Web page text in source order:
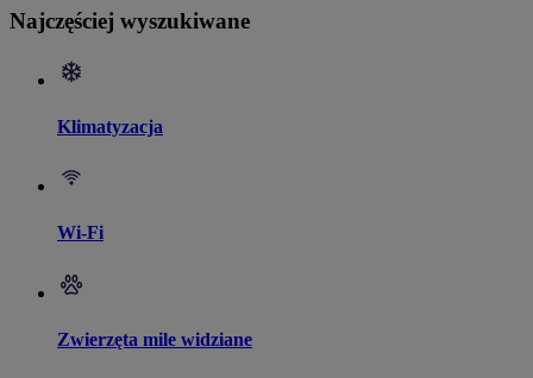
Najczęściej wyszukiwane
Klimatyzacja
Wi-Fi
Zwierzęta mile widziane